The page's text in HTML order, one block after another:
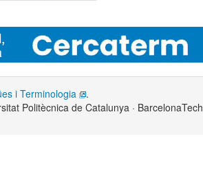
i Terminologia
.
Politècnica de Catalunya · BarcelonaTech